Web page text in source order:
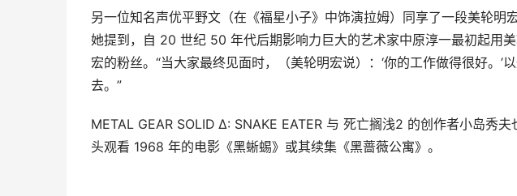
另一位知名声优平野文（在《福星小子》中饰演拉姆）同享了一段美轮明
她提到，自 20 世纪 50 年代后期影响力巨大的艺术家中原淳一最初起用
宏的粉丝。“当大家最终见面时，（美轮明宏说）：‘你的工作做得很好。’
去。”
METAL GEAR SOLID Δ: SNAKE EATER 与 死亡搁浅2 的创作者小岛秀
头观看 1968 年的电影《黑蜥蜴》或其续集《黑蔷薇公寓》。